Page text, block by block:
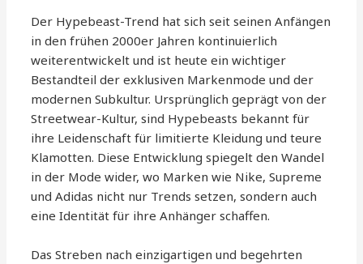
Der Hypebeast-Trend hat sich seit seinen Anfängen
in den frühen 2000er Jahren kontinuierlich
weiterentwickelt und ist heute ein wichtiger
Bestandteil der exklusiven Markenmode und der
modernen Subkultur. Ursprünglich geprägt von der
Streetwear-Kultur, sind Hypebeasts bekannt für
ihre Leidenschaft für limitierte Kleidung und teure
Klamotten. Diese Entwicklung spiegelt den Wandel
in der Mode wider, wo Marken wie Nike, Supreme
und Adidas nicht nur Trends setzen, sondern auch
eine Identität für ihre Anhänger schaffen.
Das Streben nach einzigartigen und begehrten